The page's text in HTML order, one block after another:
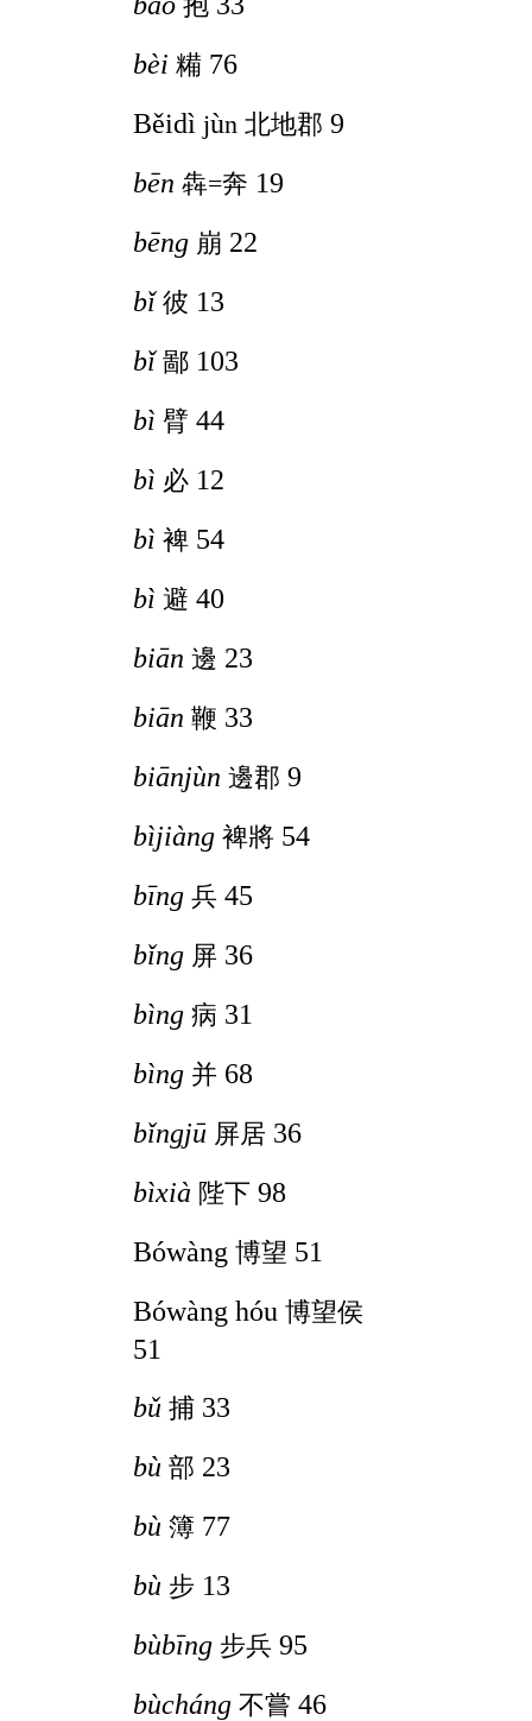
抱
bèi 糒 76
Běidì jùn 北地郡 9
bēn 犇=奔 19
bēng 崩 22
bǐ彼 13
bǐ鄙 103
bì 臂 44
bì 必 12
bì 裨 54
bì 避 40
biān 邊 23
biān 鞭 33
biānjùn 邊郡 9
bìjiàng 裨將 54
bīng 兵 45
bǐng 屏 36
bìng 病 31
bìng 并 68
bǐngjū 屏居 36
bìxià 陛下 98
Bówàng 博望 51
Bówàng hóu 博望侯
51
bǔ 捕 33
bù 部 23
bù 簿 77
bù 步 13
bùbīng 步兵 95
bùcháng 不嘗 46